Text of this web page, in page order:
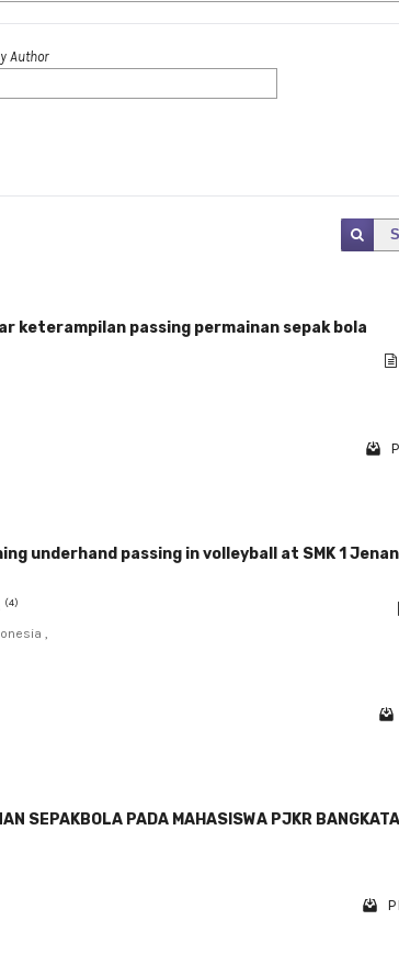
Author
keterampilan passing permainan sepak bola
underhand passing in volleyball at SMK 1
(4)
,
SEPAKBOLA PADA MAHASISWA PJKR